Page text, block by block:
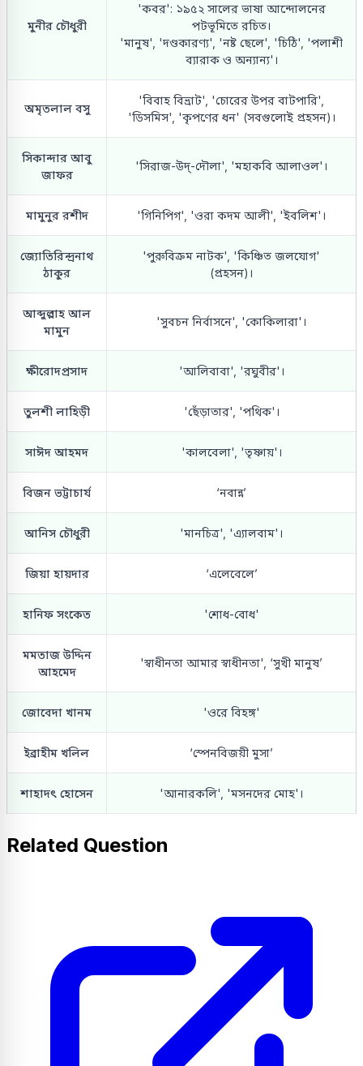
মুনীর চৌধুরী
'কবর': ১৯৫২ সালের ভাষা আন্দোলনের
পটভূমিতে রচিত।
'মানুষ', 'দণ্ডকারণ্য', 'নষ্ট ছেলে', 'চিঠি', 'পলাশী
ব্যারাক ও অন্যান্য'।
অমৃতলাল বসু
'বিবাহ বিভ্রাট', 'চোরের উপর বাটপারি',
'ডিসমিস', 'কৃপণের ধন' (সবগুলোই প্রহসন)।
সিকান্দার আবু
জাফর
'সিরাজ-উদ্‌-দৌলা', 'মহাকবি আলাওল'।
মামুনুর রশীদ 'গিনিপিগ', 'ওরা কদম আলী', 'ইবলিশ'।
জ্যোতিরিন্দ্রনাথ
ঠাকুর
'পুরুবিক্রম নাটক', 'কিঞ্চিত জলযোগ'
(প্রহসন)।
আব্দুল্লাহ আল
মামুন
'সুবচন নির্বাসনে', 'কোকিলারা'।
ক্ষীরোদপ্রসাদ 'আলিবাবা', 'রঘুবীর'।
তুলশী লাহিড়ী 'ছেঁড়াতার', 'পথিক'।
সাঈদ আহমদ 'কালবেলা', 'তৃষ্ণায়'।
বিজন ভট্টাচার্য ‘নবান্ন’
আনিস চৌধুরী 'মানচিত্র', 'এ্যালবাম'।
জিয়া হায়দার ‘এলেবেলে’
হানিফ সংকেত 'শোধ-বোধ'
মমতাজ উদ্দিন
আহমেদ
'স্বাধীনতা আমার স্বাধীনতা', ‘সুখী মানুষ’
জোবেদা খানম 'ওরে বিহঙ্গ'
ইব্রাহীম খলিল ‘স্পেনবিজয়ী মুসা’
শাহাদৎ হোসেন 'আনারকলি', 'মসনদের মোহ'।
Related Question